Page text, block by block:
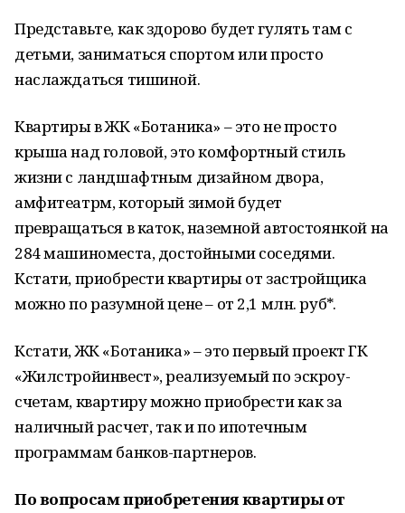
Представьте, как здорово будет гулять там с
детьми, заниматься спортом или просто
наслаждаться тишиной.
Квартиры в ЖК «Ботаника» – это не просто
крыша над головой, это комфортный стиль
жизни с ландшафтным дизайном двора,
амфитеатрм, который зимой будет
превращаться в каток, наземной автостоянкой на
284 машиноместа, достойными соседями.
Кстати, приобрести квартиры от застройщика
можно по разумной цене – от 2,1 млн. руб*.
Кстати, ЖК «Ботаника» – это первый проект ГК
«Жилстройинвест», реализуемый по эскроу-
счетам, квартиру можно приобрести как за
наличный расчет, так и по ипотечным
программам банков-партнеров.
По вопросам приобретения квартиры от